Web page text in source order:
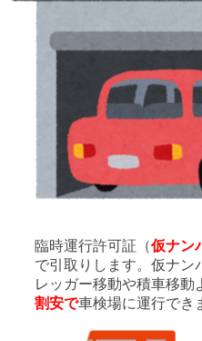
臨時運行許可証（仮ナン
で引取りします。仮ナン
レッガー移動や積車移動
割安で車検場に運行でき